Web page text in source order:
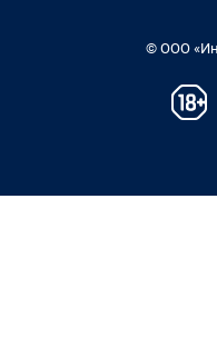
© ООО